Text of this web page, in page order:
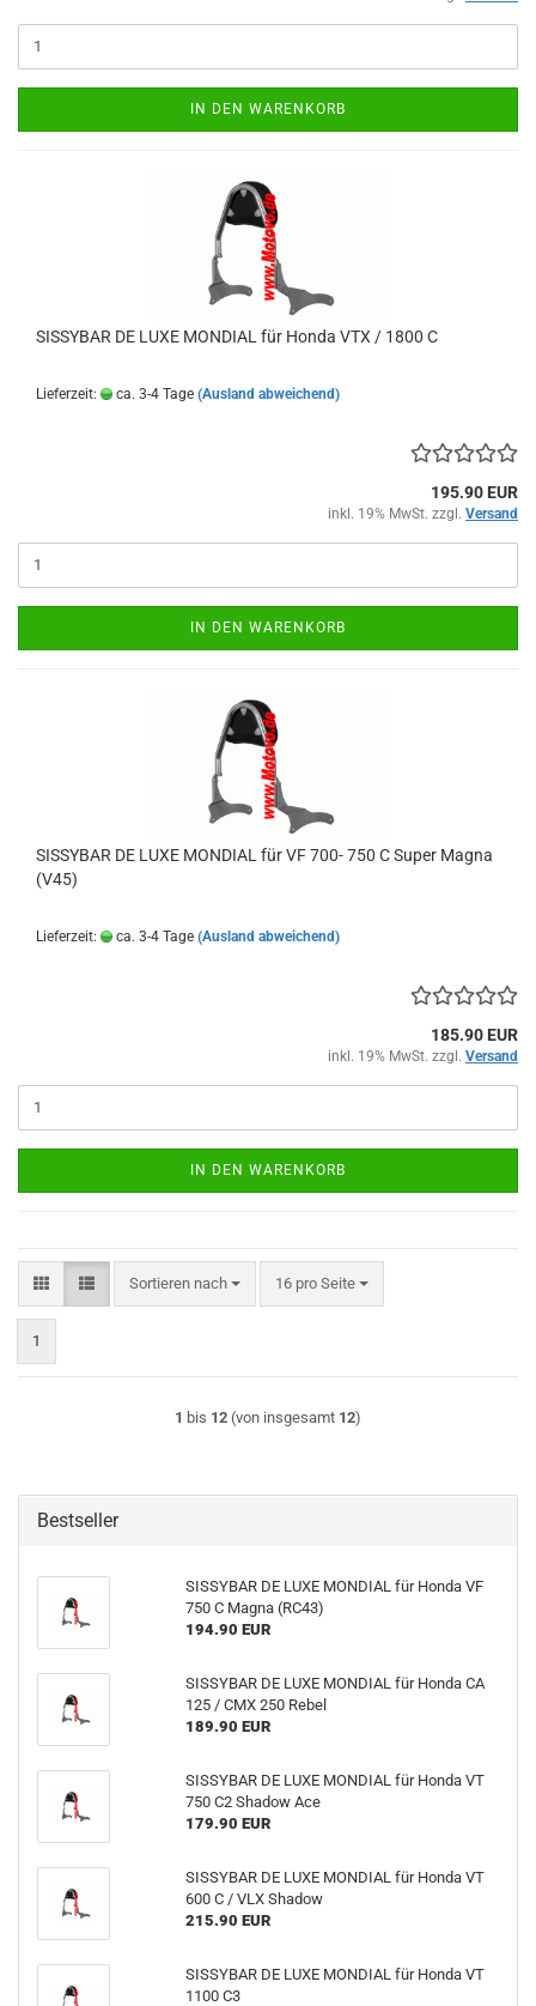
IN DEN WARENKORB
SISSYBAR DE LUXE MONDIAL für Honda VTX / 1800 C
Lieferzeit: ca. 3-4 Tage (Ausland abweichend)
195.90 EUR
inkl. 19% MwSt. zzgl. Versand
IN DEN WARENKORB
SISSYBAR DE LUXE MONDIAL für VF 700- 750 C Super Magna
(V45)
Lieferzeit: ca. 3-4 Tage (Ausland abweichend)
185.90 EUR
inkl. 19% MwSt. zzgl. Versand
IN DEN WARENKORB
Sortieren nach
Sortieren nach 16 pro Seite
pro Seite
1
1 bis 12 (von insgesamt 12)
Bestseller
SISSYBAR DE LUXE MONDIAL für Honda VF
750 C Magna (RC43)
194.90 EUR
SISSYBAR DE LUXE MONDIAL für Honda CA
125 / CMX 250 Rebel
189.90 EUR
SISSYBAR DE LUXE MONDIAL für Honda VT
750 C2 Shadow Ace
179.90 EUR
SISSYBAR DE LUXE MONDIAL für Honda VT
600 C / VLX Shadow
215.90 EUR
SISSYBAR DE LUXE MONDIAL für Honda VT
1100 C3